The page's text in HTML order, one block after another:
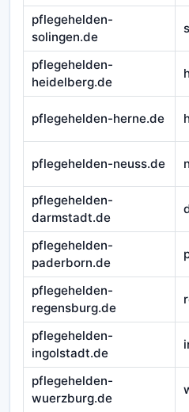
pflegehelden-
solingen.de
pflegehelden-
heidelberg.de
pflegehelden-herne.de
pflegehelden-neuss.de
pflegehelden-
darmstadt.de
pflegehelden-
paderborn.de
pflegehelden-
regensburg.de
pflegehelden-
ingolstadt.de
pflegehelden-
wuerzburg.de